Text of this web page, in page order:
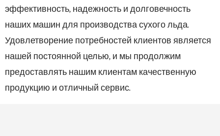
эффективность, надежность и долговечность
наших машин для производства сухого льда.
Удовлетворение потребностей клиентов является
нашей постоянной целью, и мы продолжим
предоставлять нашим клиентам качественную
продукцию и отличный сервис.